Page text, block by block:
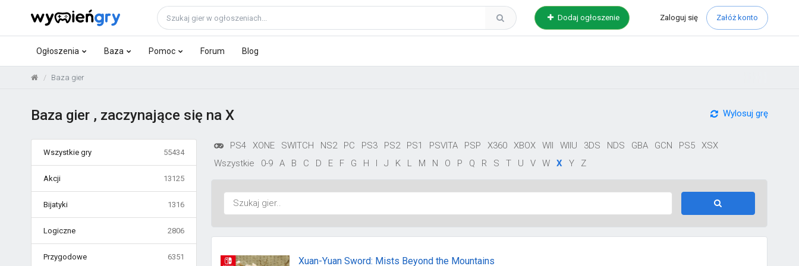
Dodaj ogłoszenie Zaloguj się Załóż konto
Ogłoszenia Baza Pomoc Forum Blog
Baza gier
Baza gier , zaczynające się na X Wylosuj grę
Wszystkie gry 55434
Akcji 13125
Bijatyki 1316
Logiczne 2806
Przygodowe 6351
PS4 XONE SWITCH NS2 PC PS3 PS2 PS1 PSVITA PSP X360 XBOX WII WIIU 3DS NDS GBA GCN PS5
XSX
Wszystkie
0-9 A B C D E F G H I J K L M N O P Q R S T U V W X Y Z
Xuan-Yuan Sword: Mists Beyond the Mountains